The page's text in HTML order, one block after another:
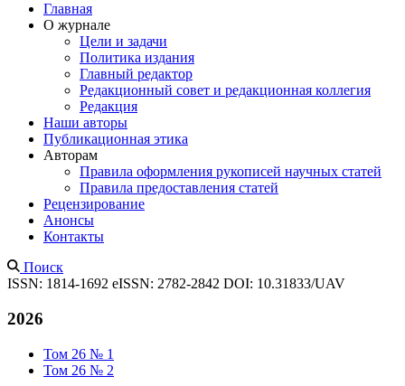
Главная
О журнале
Цели и задачи
Политика издания
Главный редактор
Редакционный совет и редакционная коллегия
Редакция
Наши авторы
Публикационная этика
Авторам
Правила оформления рукописей научных статей
Правила предоставления статей
Рецензирование
Анонсы
Контакты
Поиск
ISSN: 1814-1692 eISSN: 2782-2842 DOI: 10.31833/UAV
2026
Том 26 № 1
Том 26 № 2